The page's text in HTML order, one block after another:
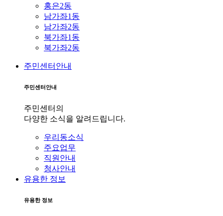
홍은2동
남가좌1동
남가좌2동
북가좌1동
북가좌2동
주민센터안내
주민센터안내
주민센터의
다양한 소식을 알려드립니다.
우리동소식
주요업무
직원안내
청사안내
유용한 정보
유용한 정보